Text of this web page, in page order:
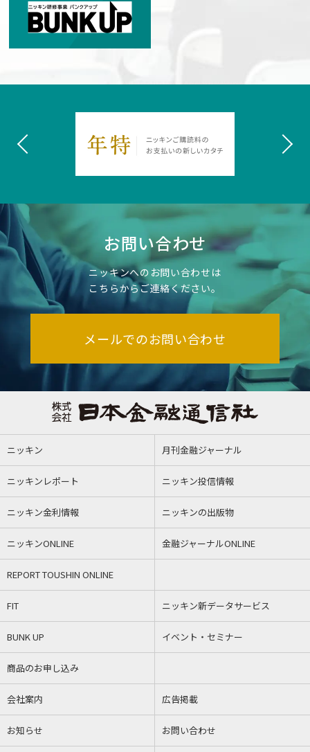
お問い合わせ
ニッキンへのお問い合わせは
こちらからご連絡ください。
メールでのお問い合わせ
ニッキン 月刊金融ジャーナル
ニッキンレポート ニッキン投信情報
ニッキン金利情報 ニッキンの出版物
ニッキンONLINE 金融ジャーナルONLINE
REPORT TOUSHIN ONLINE
FIT ニッキン新データサービス
BUNK UP イベント・セミナー
商品のお申し込み
会社案内 広告掲載
お知らせ お問い合わせ